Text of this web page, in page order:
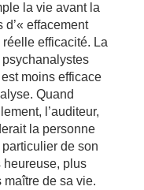
la vie avant la
effacement
efficacité. La
moins efficace
Quand
l’auditeur,
la personne
de son
plus
de sa vie.